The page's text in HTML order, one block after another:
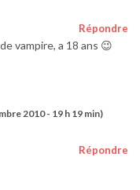
Répondre
vampire, a 18 ans 😉
2010 - 19 h 19 min)
Répondre